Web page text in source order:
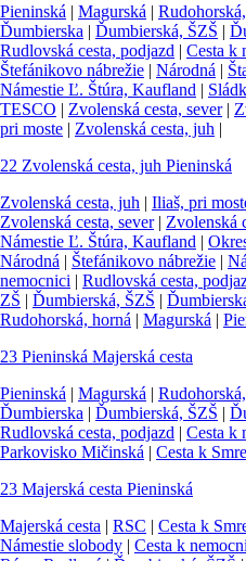
Pieninská | Magurská |
Ďumbierska | Ďumbierská, ŠZŠ |
Rudlovská cesta, podjazd | Cesta k
Štefánikovo nábrežie | Národná |
Námestie Ľ. Štúra, Kaufland |
TESCO | Zvolenská cesta, sever|
pri moste | Zvolenská cesta, juh |
22 Zvolenská cesta, juh Pieninská
Zvolenská cesta, juh | Iliaš, pri
Zvolenská cesta, sever| Zvolenská
Námestie Ľ. Štúra, Kaufland |
Národná | Štefánikovo nábrežie |
nemocnici | Rudlovská cesta,
ZŠ | Ďumbierská, ŠZŠ |
Rudohorská, horná | Magurská |
23 Pieninská Majerská cesta
Pieninská | Magurská |
Ďumbierska | Ďumbierská, ŠZŠ |
Rudlovská cesta, podjazd | Cesta k
Parkovisko Mičinská | Cesta k
23 Majerská cesta Pieninská
Majerská cesta | RSC | Cesta k
Námestie slobody | Cesta k